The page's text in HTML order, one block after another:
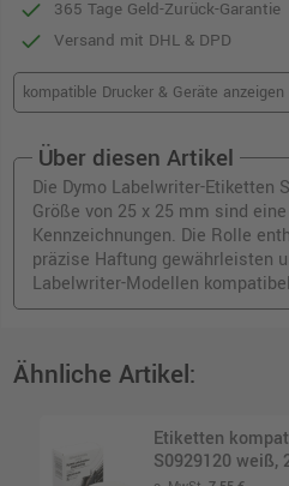
365 Tage Geld-Zurück-Garantie
Versand mit DHL & DPD
kompatible Drucker & Geräte anzeigen
Über diesen Artikel
Die Dymo Labelwriter-Etiketten
Größe von 25 x 25 mm sind
Kennzeichnungen. Die Rolle
präzise Haftung gewährleisten
Labelwriter-Modellen
Ähnliche Artikel:
Etiketten
S0929120 weiß,